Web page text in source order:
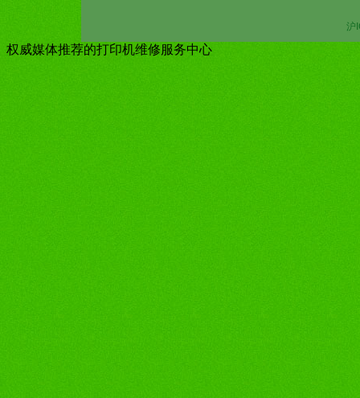
沪
权威媒体推荐的打印机维修服务中心